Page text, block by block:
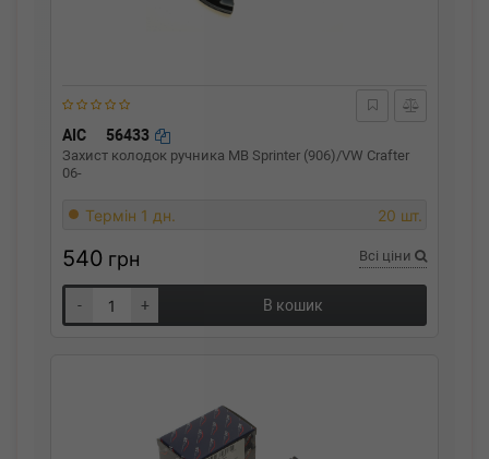
AIC 56433
Захист колодок ручника MB Sprinter (906)/VW Crafter
06-
Термін 1 дн. 20 шт.
540 грн Всі ціни
- + В кошик